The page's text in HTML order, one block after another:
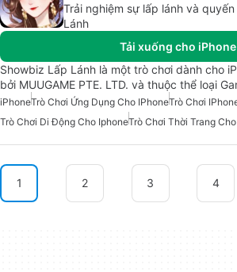
Trải nghiệm sự lấp lánh và
Lánh
Tải xuống cho iPhone
Showbiz Lấp Lánh là một trò chơi dành cho
bởi MUUGAME PTE. LTD. và thuộc thể loại
iPhoneTrò Chơi Ứng Dụng Cho IPhoneTrò Chơi
Trò Chơi Di Động Cho IphoneTrò Chơi Thời Trang
1 2 3 4